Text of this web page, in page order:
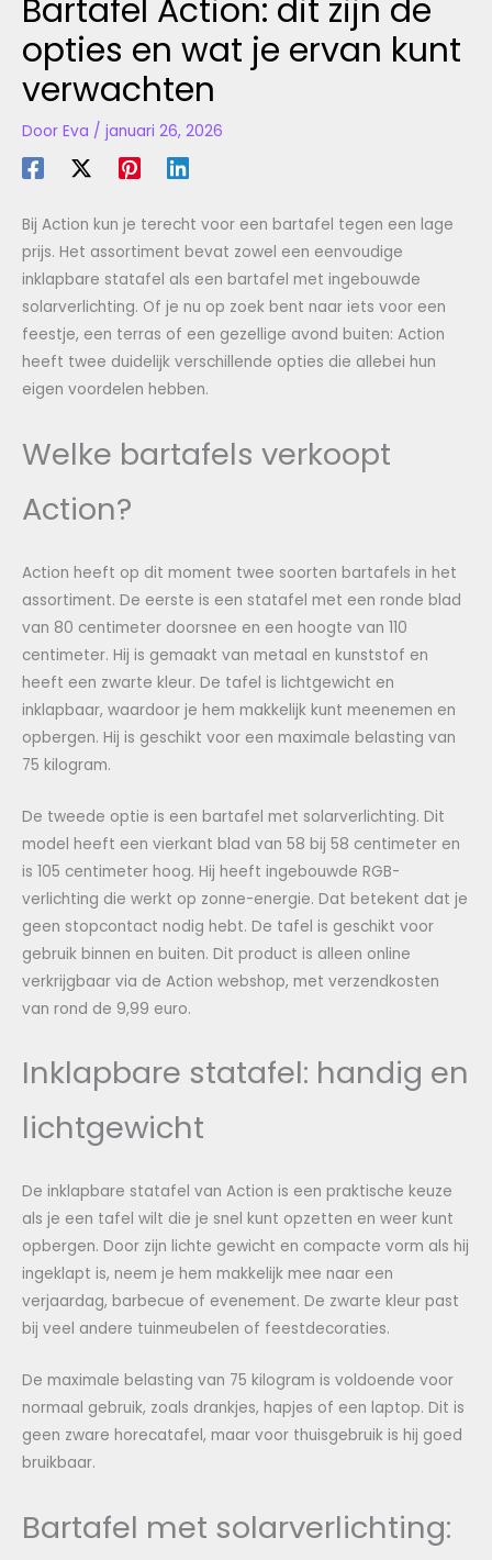
Bartafel Action: dit zijn de
opties en wat je ervan kunt
verwachten
Door Eva / januari 26, 2026
Bij Action kun je terecht voor een bartafel tegen een lage
prijs. Het assortiment bevat zowel een eenvoudige
inklapbare statafel als een bartafel met ingebouwde
solarverlichting. Of je nu op zoek bent naar iets voor een
feestje, een terras of een gezellige avond buiten: Action
heeft twee duidelijk verschillende opties die allebei hun
eigen voordelen hebben.
Welke bartafels verkoopt
Action?
Action heeft op dit moment twee soorten bartafels in het
assortiment. De eerste is een statafel met een ronde blad
van 80 centimeter doorsnee en een hoogte van 110
centimeter. Hij is gemaakt van metaal en kunststof en
heeft een zwarte kleur. De tafel is lichtgewicht en
inklapbaar, waardoor je hem makkelijk kunt meenemen en
opbergen. Hij is geschikt voor een maximale belasting van
75 kilogram.
De tweede optie is een bartafel met solarverlichting. Dit
model heeft een vierkant blad van 58 bij 58 centimeter en
is 105 centimeter hoog. Hij heeft ingebouwde RGB-
verlichting die werkt op zonne-energie. Dat betekent dat je
geen stopcontact nodig hebt. De tafel is geschikt voor
gebruik binnen en buiten. Dit product is alleen online
verkrijgbaar via de Action webshop, met verzendkosten
van rond de 9,99 euro.
Inklapbare statafel: handig en
lichtgewicht
De inklapbare statafel van Action is een praktische keuze
als je een tafel wilt die je snel kunt opzetten en weer kunt
opbergen. Door zijn lichte gewicht en compacte vorm als hij
ingeklapt is, neem je hem makkelijk mee naar een
verjaardag, barbecue of evenement. De zwarte kleur past
bij veel andere tuinmeubelen of feestdecoraties.
De maximale belasting van 75 kilogram is voldoende voor
normaal gebruik, zoals drankjes, hapjes of een laptop. Dit is
geen zware horecatafel, maar voor thuisgebruik is hij goed
bruikbaar.
Bartafel met solarverlichting: